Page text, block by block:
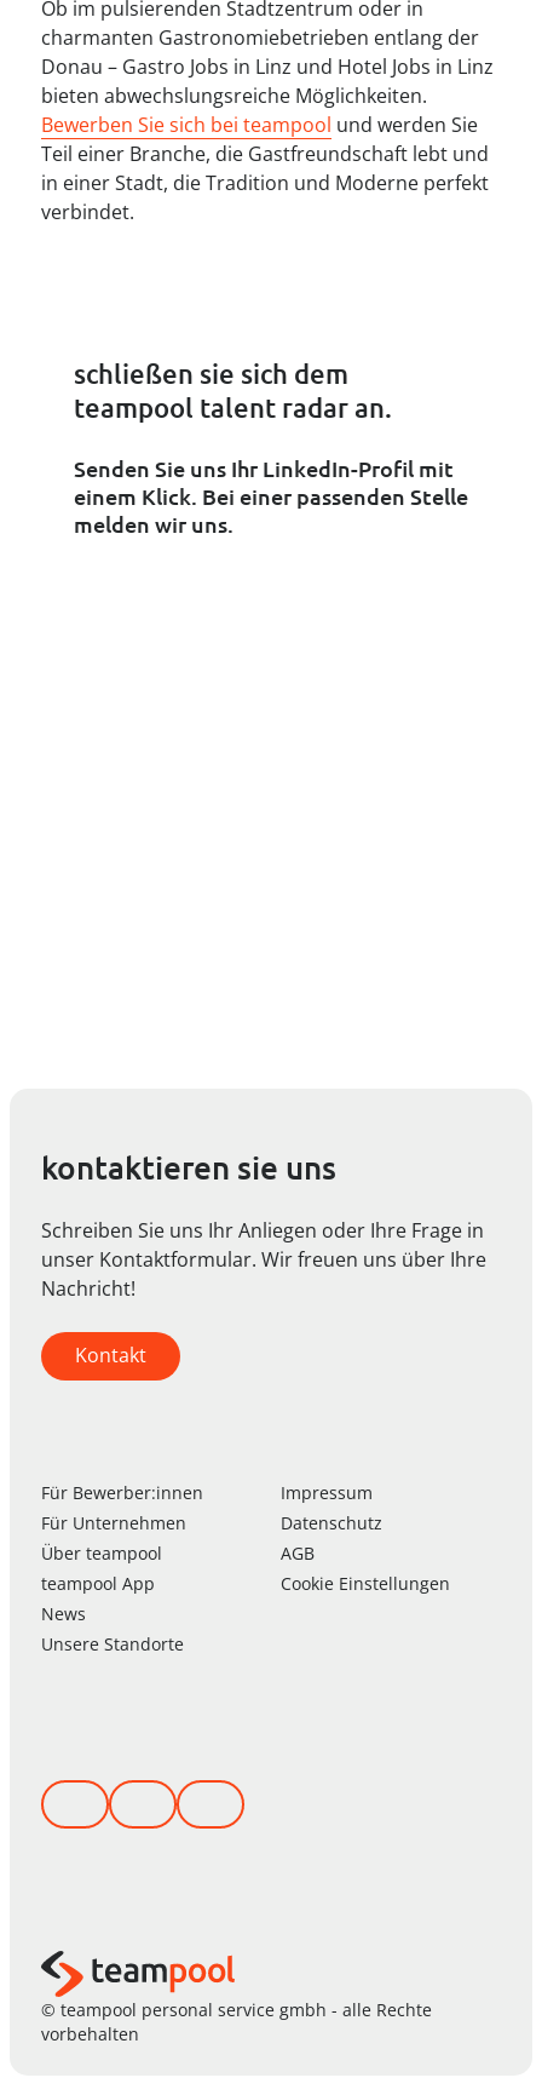
Ob im pulsierenden Stadtzentrum oder in
charmanten Gastronomiebetrieben entlang der
Donau – Gastro Jobs in Linz und Hotel Jobs in Linz
bieten abwechslungsreiche Möglichkeiten.
Bewerben Sie sich bei teampool und werden Sie
Teil einer Branche, die Gastfreundschaft lebt und
in einer Stadt, die Tradition und Moderne perfekt
verbindet.
schließen sie sich dem
teampool talent radar an.
Senden Sie uns Ihr LinkedIn-Profil mit
einem Klick. Bei einer passenden Stelle
melden wir uns.
kontaktieren sie uns
Schreiben Sie uns Ihr Anliegen oder Ihre Frage in
unser Kontaktformular. Wir freuen uns über Ihre
Nachricht!
Kontakt
Für Bewerber:innen
Für Unternehmen
Überteampool
teampool App
News
Unsere Standorte
Impressum
Datenschutz
AGB
Cookie Einstellungen
© teampool personal service gmbh - alle Rechte
vorbehalten